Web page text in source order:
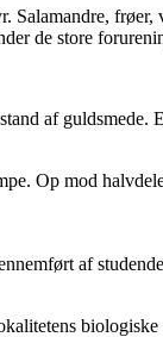
frøer,
de store
af guldsmede.
Op mod
af